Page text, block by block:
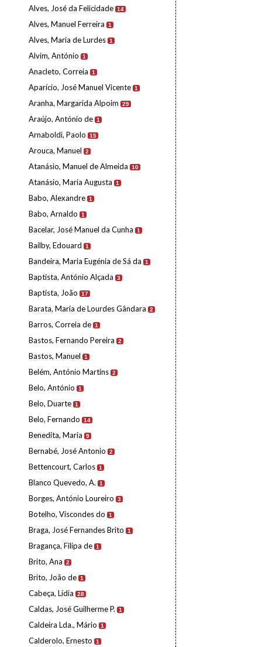
Alves, José da Felicidade 14
Alves, Manuel Ferreira 1
Alves, Maria de Lurdes 1
Alvim, António 1
Anacleto, Correia 1
Aparício, José Manuel Vicente 1
Aranha, Margarida Alpoim 29
Araújo, António de 1
Arnaboldi, Paolo 15
Arouca, Manuel 2
Atanásio, Manuel de Almeida 10
Atanásio, Maria Augusta 1
Babo, Alexandre 1
Babo, Arnaldo 1
Bacelar, José Manuel da Cunha 1
Bailby, Edouard 1
Bandeira, Maria Eugénia de Sá da 1
Baptista, António Alçada 3
Baptista, João 17
Barata, Maria de Lourdes Gândara 2
Barros, Correia de 1
Bastos, Fernando Pereira 2
Bastos, Manuel 1
Belém, António Martins 2
Belo, António 1
Belo, Duarte 1
Belo, Fernando 14
Benedita, Maria 9
Bernabé, José Antonio 2
Bettencourt, Carlos 1
Blanco Quevedo, A. 1
Borges, António Loureiro 3
Botelho, Viscondes do 1
Braga, José Fernandes Brito 1
Bragança, Filipa de 1
Brito, Ana 2
Brito, João de 1
Cabeça, Lídia 28
Caldas, José Guilherme P. 1
Caldeira Lda., Mário 1
Calderolo, Ernesto 1